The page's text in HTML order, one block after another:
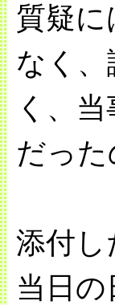
質疑
なく
く、
だった
添付し
当日